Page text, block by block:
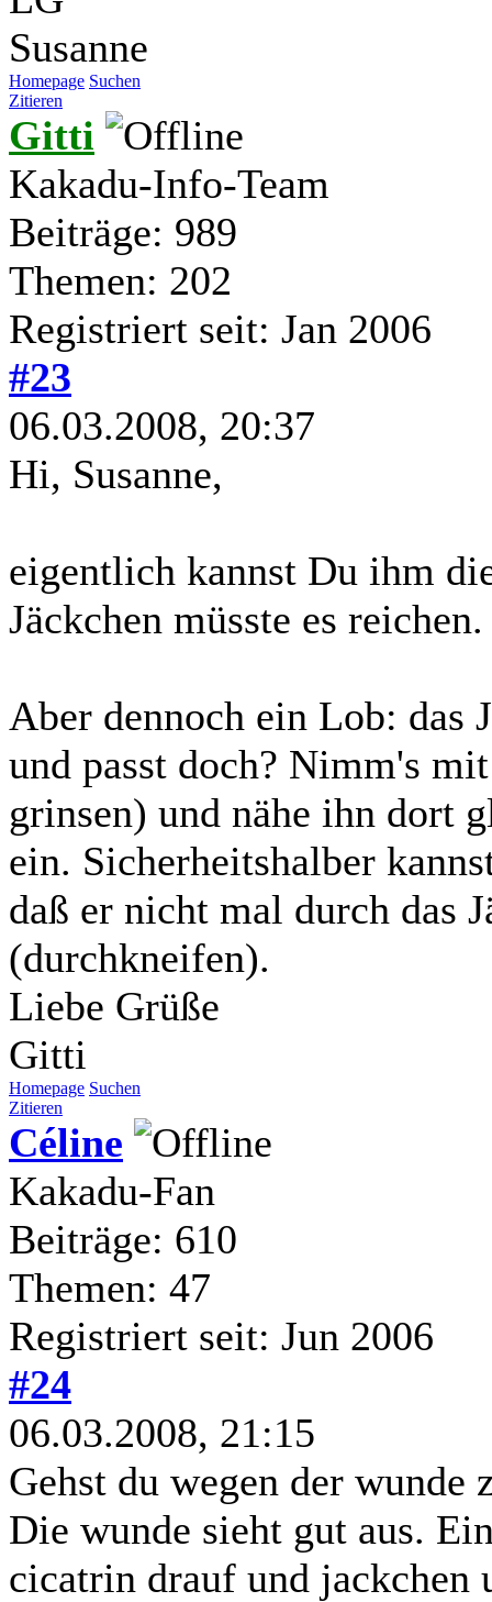
Susanne
Homepage Suchen
Zitieren
Gitti
Kakadu-Info-Team
Beiträge: 989
Themen: 202
Registriert seit: Jan 2006
#23
06.03.2008, 20:37
Hi, Susanne,
eigentlich kannst Du ihm
Jäckchen müsste es reichen.
Aber dennoch ein Lob: das
und passt doch? Nimm's
grinsen) und nähe ihn dort
ein. Sicherheitshalber
daß er nicht mal durch das
(durchkneifen).
Liebe Grüße
Gitti
Homepage Suchen
Zitieren
Céline
Kakadu-Fan
Beiträge: 610
Themen: 47
Registriert seit: Jun 2006
#24
06.03.2008, 21:15
Gehst du wegen der wunde
Die wunde sieht gut aus.
cicatrin drauf und jackchen